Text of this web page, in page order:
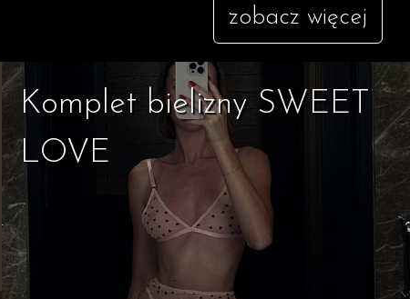
zobacz więcej
Komplet bielizny SWEET
LOVE